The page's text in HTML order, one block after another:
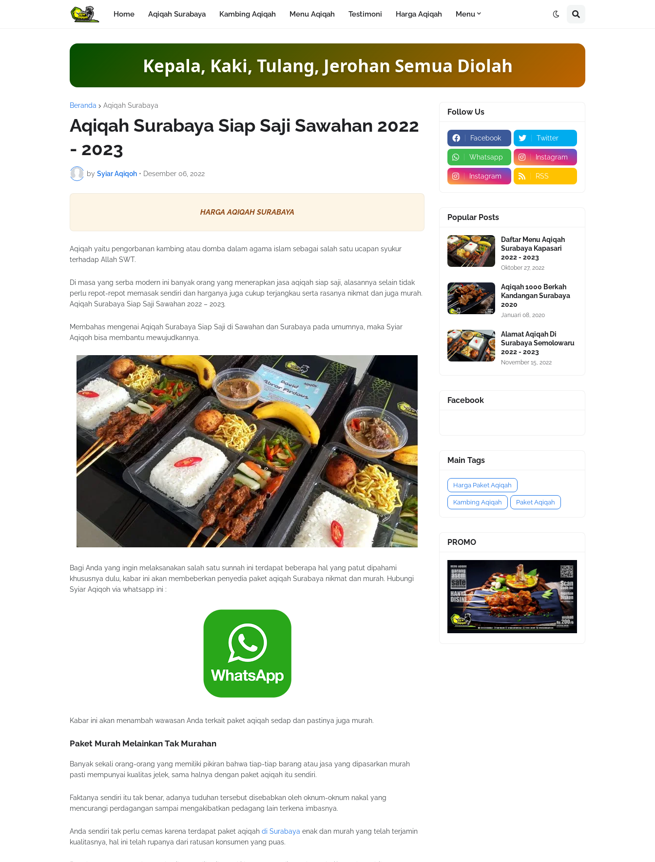
Home Aqiqah Surabaya Kambing Aqiqah Menu Aqiqah Testimoni Harga Aqiqah Menu
2 Kambing Bisa Dimasak 4 Menu
Beranda Aqiqah Surabaya
Aqiqah Surabaya Siap Saji Sawahan 2022
- 2023
by Syiar Aqiqoh • Desember 06, 2022
HARGA AQIQAH SURABAYA
Aqiqah yaitu pengorbanan kambing atau domba dalam agama islam sebagai salah satu ucapan syukur
terhadap Allah SWT.
Di masa yang serba modern ini banyak orang yang menerapkan jasa aqiqah siap saji, alasannya selain tidak
perlu repot-repot memasak sendiri dan harganya juga cukup terjangkau serta rasanya nikmat dan juga murah.
Aqiqah Surabaya Siap Saji Sawahan 2022 – 2023.
Membahas mengenai Aqiqah Surabaya Siap Saji di Sawahan dan Surabaya pada umumnya, maka Syiar
Aqiqoh bisa membantu mewujudkannya.
Bagi Anda yang ingin melaksanakan salah satu sunnah ini terdapat beberapa hal yang patut dipahami
khususnya dulu, kabar ini akan membeberkan penyedia paket aqiqah Surabaya nikmat dan murah. Hubungi
Syiar Aqiqoh via whatsapp ini :
Kabar ini akan menambah wawasan Anda terkait paket aqiqah sedap dan pastinya juga murah.
Paket Murah Melainkan Tak Murahan
Banyak sekali orang-orang yang memiliki pikiran bahwa tiap-tiap barang atau jasa yang dipasarkan murah
pasti mempunyai kualitas jelek, sama halnya dengan paket aqiqah itu sendiri.
Faktanya sendiri itu tak benar, adanya tuduhan tersebut disebabkan oleh oknum-oknum nakal yang
mencurangi perdagangan sampai mengakibatkan pedagang lain terkena imbasnya.
Anda sendiri tak perlu cemas karena terdapat paket aqiqah di Surabaya enak dan murah yang telah terjamin
kualitasnya, hal ini telah rupanya dari ratusan konsumen yang puas.
Follow Us
Facebook Twitter
Whatsapp Instagram
Instagram RSS
Popular Posts
Daftar Menu Aqiqah
Surabaya Kapasari
2022 - 2023
Oktober 27, 2022
Aqiqah 1000 Berkah
Kandangan Surabaya
2020
Januari 08, 2020
Alamat Aqiqah Di
Surabaya Semolowaru
2022 - 2023
November 15, 2022
Facebook
Main Tags
Harga Paket Aqiqah
Kambing Aqiqah Paket Aqiqah
PROMO